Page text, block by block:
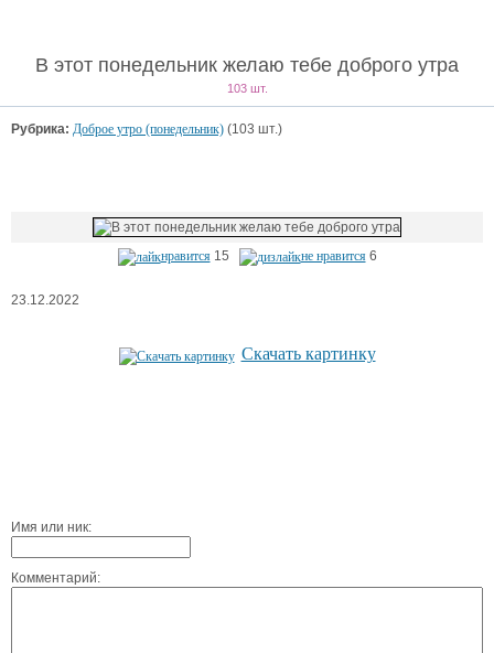
В этот понедельник желаю тебе доброго утра
103 шт.
Рубрика: Доброе утро (понедельник) (103 шт.)
нравится 15 не нравится 6
23.12.2022
Скачать картинку
Имя или ник:
Комментарий: